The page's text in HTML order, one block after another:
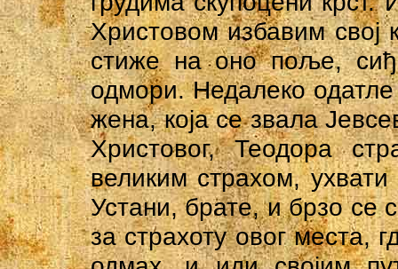
Христовом избавим свој
стиже на оно поље,
одмори. Недалеко одатле
жена, која се звала
Христовог, Теодора
великим страхом,
Устани, брате, и брзо се
за страхоту овог места,